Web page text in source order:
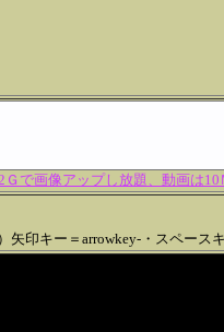
で画像アップし放題、動画は
矢印キー＝arrowkey-・スペース